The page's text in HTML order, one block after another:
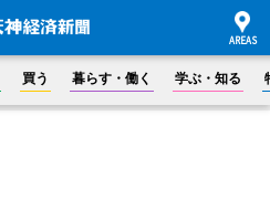
買う 暮らす・働く 学ぶ・知る